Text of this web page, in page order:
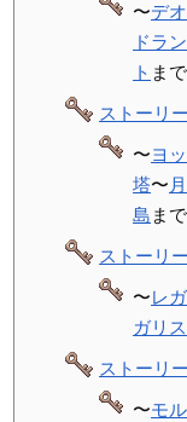
〜デ
ドラ
ト まで
ストーリ
〜ヨ
塔〜
島 まで
ストーリ
〜レ
ガリ
ストーリ
〜モ